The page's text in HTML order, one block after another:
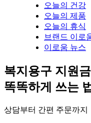
오늘의 건강
오늘의 제품
오늘의 휴식
브랜드 이로
이로움 뉴스
복지용구 지원
똑똑하게 쓰는
상담부터 간편 주문까지